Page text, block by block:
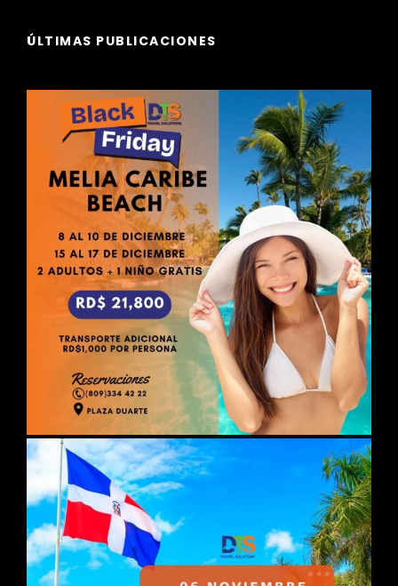
ÚLTIMAS PUBLICACIONES